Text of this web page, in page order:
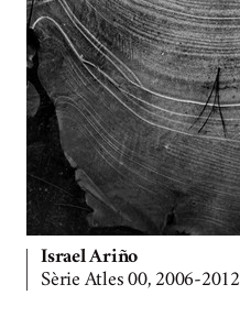
Israel Ariño
Sèrie Atles 00, 2006-2012